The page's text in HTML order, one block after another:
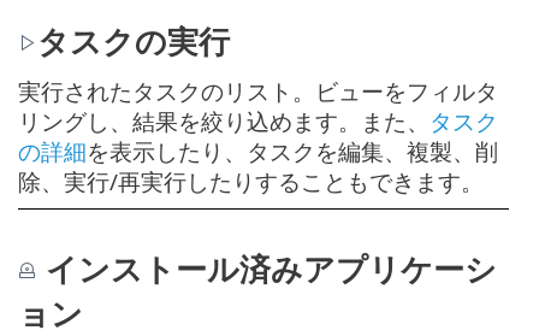
タスクの実行
実行されたタスクのリスト。ビューをフィルタ
リングし、結果を絞り込めます。また、 タスク
の詳細を表示したり、タスクを編集、複製、削
除、実行/再実行したりすることもできます。
インストール済みアプリケーシ
ョン